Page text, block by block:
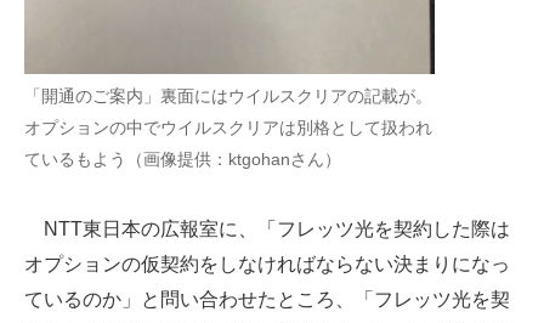
「開通のご案内」裏面にはウイルスクリアの記載が。
オプションの中でウイルスクリアは別格として扱われ
ているもよう（画像提供：ktgohanさん）
NTT東日本の広報室に、「フレッツ光を契約した際は
オプションの仮契約をしなければならない決まりになっ
ているのか」と問い合わせたところ、「フレッツ光を契